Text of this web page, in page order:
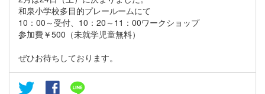
和泉小学校多目的プレールームにて
10：00～受付、10：20～11：00ワークショップ
参加費￥500（未就学児童無料）
ぜひお待ちしております。